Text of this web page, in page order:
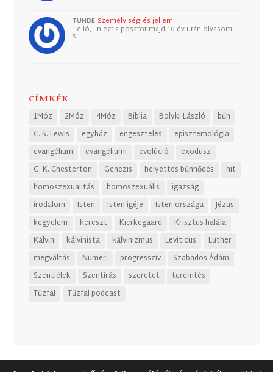
TUNDE Személyiség és jellem
Helló, Én ezt a posztot majd 10 év után olvasom,
S…
CÍMKÉK
1Móz 2Móz 4Móz Biblia Bolyki László
bűn
C. S. Lewis
egyház engesztelés
episztemológia
evangélium
evangéliumi evolúció
exodusz
G. K. Chesterton
Genezis helyettes bűnhődés
hit
homoszexualitás
homoszexuális
igazság
irodalom
Isten Isten igéje Isten országa
Jézus
kegyelem
kereszt Kierkegaard
Krisztus halála
Kálvin
kálvinista kálvinizmus Leviticus
Luther
megváltás
Numeri progresszív
Szabados Ádám
Szentlélek
Szentírás szeretet
teremtés
Tűzfal
Tűzfal podcast